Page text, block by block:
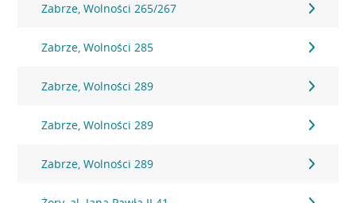
Zabrze, Wolności 265/267
Zabrze, Wolności 285
Zabrze, Wolności 289
Zabrze, Wolności 289
Zabrze, Wolności 289